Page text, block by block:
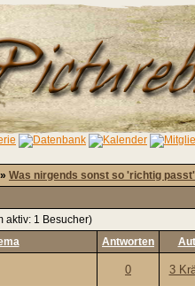
» Was nirgends sonst so 'richtig passt'
aktiv: 1 Besucher)
Antworten
0 3